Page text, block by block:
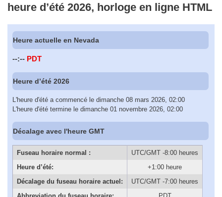
heure d’été 2026, horloge en ligne HTML
Heure actuelle en Nevada
--:-- PDT
Heure d’été 2026
L'heure d'été a commencé le dimanche 08 mars 2026, 02:00
L'heure d'été termine le dimanche 01 novembre 2026, 02:00
Décalage avec l'heure GMT
Fuseau horaire normal :
UTC/GMT -8:00 heures
Heure d’été:
+1:00 heure
Décalage du fuseau horaire actuel:
UTC/GMT -7:00 heures